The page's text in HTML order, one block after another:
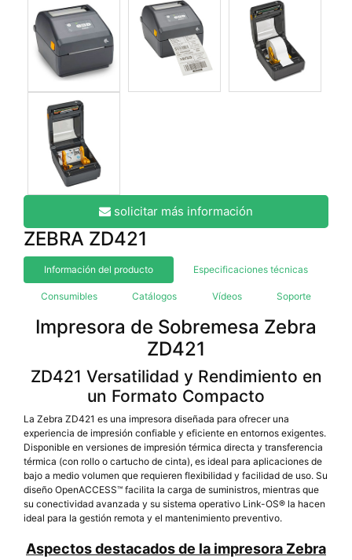
solicitar más información
ZEBRA ZD421
Información del producto Especificaciones técnicas
Consumibles Catálogos Vídeos Soporte
Impresora de Sobremesa Zebra
ZD421
ZD421 Versatilidad y Rendimiento en
un Formato Compacto
La Zebra ZD421 es una impresora diseñada para ofrecer una
experiencia de impresión confiable y eficiente en entornos exigentes.
Disponible en versiones de impresión térmica directa y transferencia
térmica (con rollo o cartucho de cinta), es ideal para aplicaciones de
bajo a medio volumen que requieren flexibilidad y facilidad de uso. Su
diseño OpenACCESS™ facilita la carga de suministros, mientras que
su conectividad avanzada y su sistema operativo Link-OS® la hacen
ideal para la gestión remota y el mantenimiento preventivo.
Aspectos destacados de la impresora Zebra